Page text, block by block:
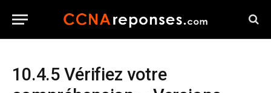
10.4.5 Vérifiez votre